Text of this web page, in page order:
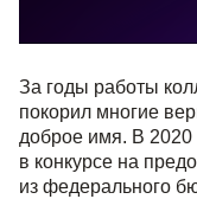
За годы работы
покорил многие
доброе имя. В 2020
в конкурсе на
из федерального